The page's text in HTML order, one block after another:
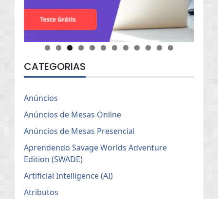
CATEGORIAS
Anúncios
Anúncios de Mesas Online
Anúncios de Mesas Presencial
Aprendendo Savage Worlds Adventure
Edition (SWADE)
Artificial Intelligence (AI)
Atributos